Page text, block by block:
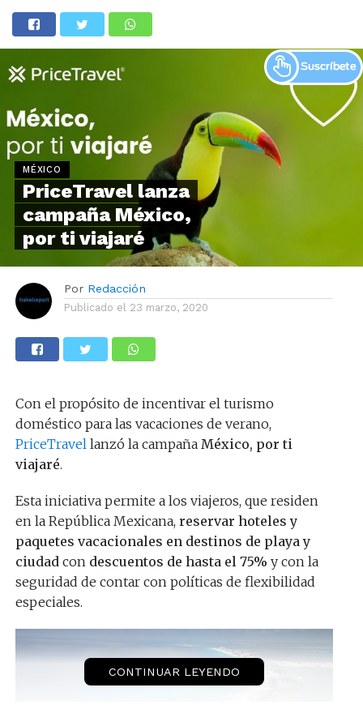
MÉXICO
PriceTravel lanza
campaña México,
por ti viajaré
Por Redacción
Publicado el 23 marzo, 2020
Con el propósito de incentivar el turismo
doméstico para las vacaciones de verano,
PriceTravel lanzó la campaña México, por ti
viajaré.
Esta iniciativa permite a los viajeros, que residen
en la República Mexicana, reservar hoteles y
paquetes vacacionales en destinos de playa y
ciudad con descuentos de hasta el 75% y con la
seguridad de contar con políticas de flexibilidad
especiales.
CONTINUAR LEYENDO